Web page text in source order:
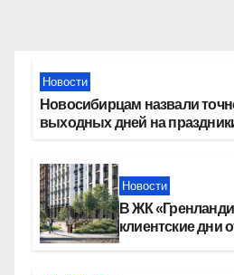
Новости
Новосибирцам назвали
выходных дней на
Новости
В ЖК
клиентские дни